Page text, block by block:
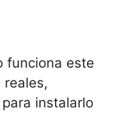
funciona este
reales,
instalarlo